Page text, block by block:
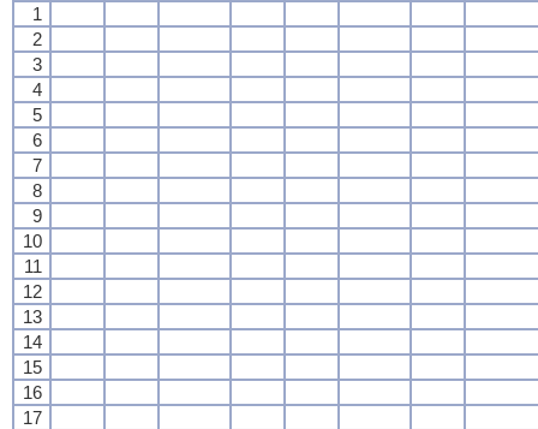
1
2
3
4
5
6
7
8
9
10
11
12
13
14
15
16
17
1
2
3
4
5
6
7
8
9
10
11
12
13
14
15
16
17
1
2
3
4
5
6
7
8
9
10
11
12
13
14
15
16
17
1
2
3
4
5
6
7
8
9
10
11
12
13
14
15
16
17